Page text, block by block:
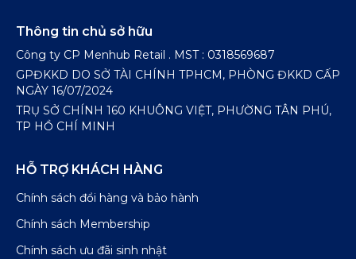
Thông tin chủ sở hữu
Công ty CP Menhub Retail . MST : 0318569687
GPĐKKD DO SỞ TÀI CHÍNH TPHCM, PHÒNG ĐKKD CẤP
NGÀY 16/07/2024
TRỤ SỞ CHÍNH 160 KHUÔNG VIỆT, PHƯỜNG TÂN PHÚ,
TP HỒ CHÍ MINH
HỖ TRỢ KHÁCH HÀNG
Chính sách đổi hàng và bảo hành
Chính sách Membership
Chính sách ưu đãi sinh nhật